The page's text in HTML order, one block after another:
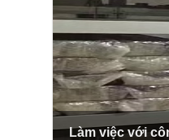
Làm việc với